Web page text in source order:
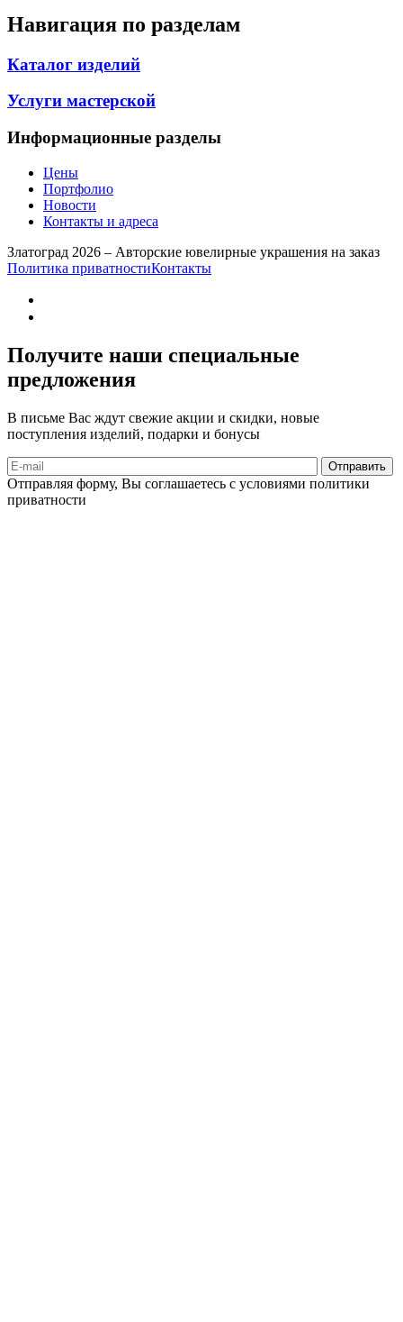
Навигация по разделам
Каталог изделий
Услуги мастерской
Информационные разделы
Цены
Портфолио
Новости
Контакты и адреса
Златоград 2026 – Авторские ювелирные украшения на заказ
Политика приватностиКонтакты
Получите наши специальные
предложения
В письме Вас ждут свежие акции и скидки, новые
поступления изделий, подарки и бонусы
Отправляя форму, Вы соглашаетесь с условиями политики
приватности